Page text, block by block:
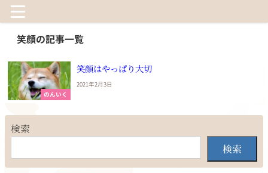
笑顔の記事一覧
のんいく
笑顔はやっぱり大切
2021年2月3日
検索
検索